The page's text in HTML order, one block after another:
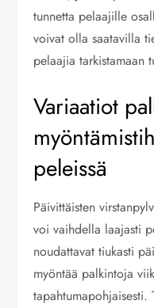
tunnetta pelaajille
voivat olla saatavilla
pelaajia tarkistamaan
Variaatiot
peleissä
Päivittäisten
voi vaihdella laajasti
noudattavat tiukasti
myöntää palkintoja
tapahtumapohjaisesti.